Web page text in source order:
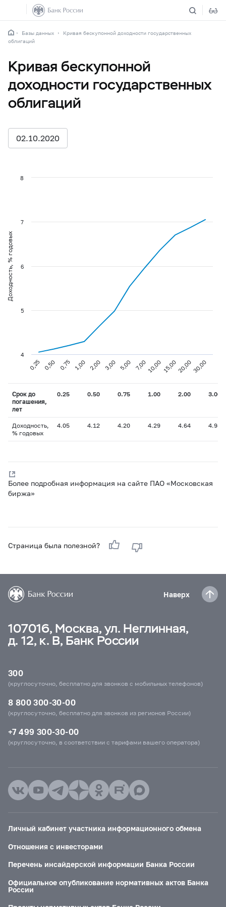
Базы данных
Кривая бескупонной доходности государственных
облигаций
Кривая бескупонной
доходности государственных
облигаций
02.10.2020
Доходность, % годовых
0,25 0,50 0,75 1,00 2,00 3,00 5,00 7,00 10,00 15,0020,0030,00
4
5
6
7
8
Срок до
погашения,
лет
0.25 0.50 0.75 1.00 2.00 3.00
Доходность,
% годовых
4.05 4.12 4.20 4.29 4.64 4.98
Более подробная информация на сайте ПАО «Московская
биржа»
Страница была полезной?
Наверх
107016, Москва, ул. Неглинная,
д. 12, к. В, Банк России
300
(круглосуточно, бесплатно для звонков с мобильных телефонов)
8 800 300-30-00
(круглосуточно, бесплатно для звонков из регионов России)
+7 499 300-30-00
(круглосуточно, в соответствии с тарифами вашего оператора)
Личный кабинет участника информационного обмена
Отношения с инвесторами
Перечень инсайдерской информации Банка России
Официальное опубликование нормативных актов Банка
России